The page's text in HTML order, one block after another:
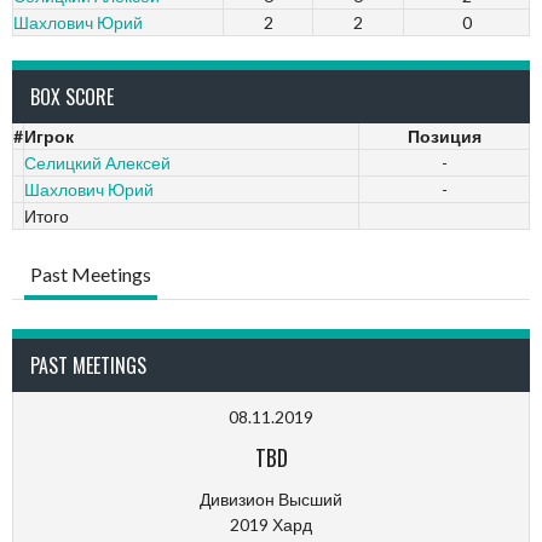
Шахлович Юрий
2 2 0
BOX SCORE
#Игрок
Позиция
Селицкий Алексей
-
Шахлович Юрий
-
Итого
Past Meetings
PAST MEETINGS
08.11.2019
TBD
Дивизион Высший
2019 Хард